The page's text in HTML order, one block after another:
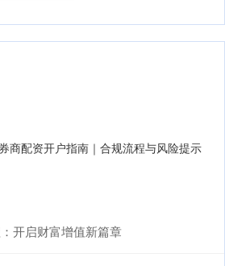
券商配资开户指南｜合规流程与风险提示
开启财富增值新篇章